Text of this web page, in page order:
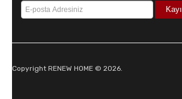
Copyright RENEW HOME © 2026.